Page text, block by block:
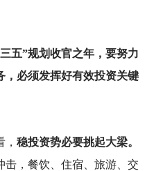
五”规划收官之年，要努力
，必须发挥好有效投资关键
稳投资势必要挑起大梁。
击，餐饮、住宿、旅游、交